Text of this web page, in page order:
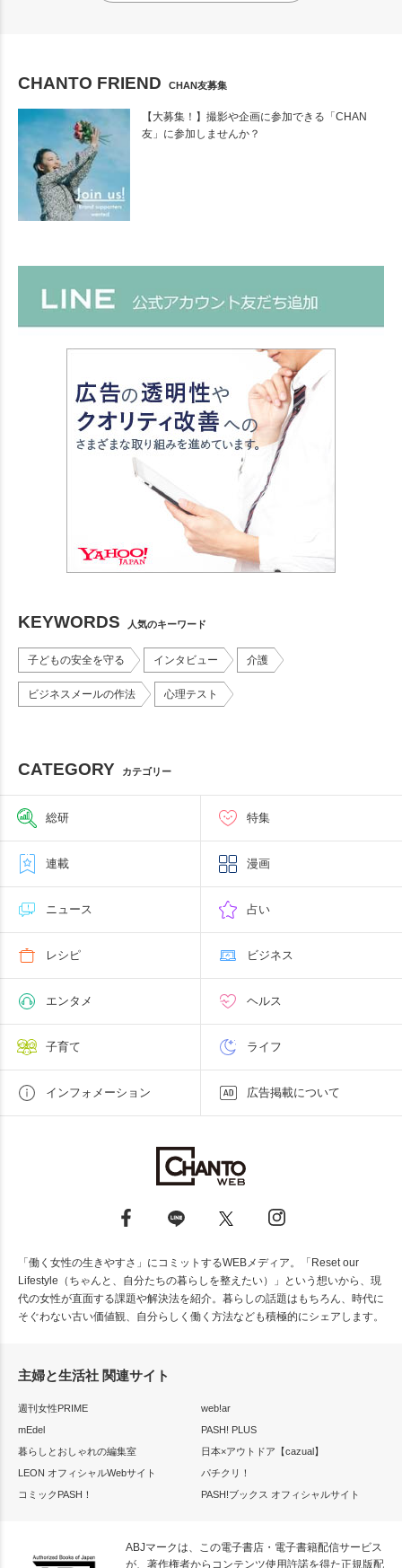
CHANTO FRIEND CHAN友募集
【大募集！】撮影や企画に参加できる「CHAN
友」に参加しませんか？
KEYWORDS 人気のキーワード
子どもの安全を守る インタビュー 介護
ビジネスメールの作法 心理テスト
CATEGORY カテゴリー
総研 特集
連載 漫画
ニュース 占い
レシピ ビジネス
エンタメ ヘルス
子育て ライフ
インフォメーション 広告掲載について
「働く女性の生きやすさ」にコミットするWEBメディア。「Reset our
Lifestyle（ちゃんと、自分たちの暮らしを整えたい）」という想いから、現
代の女性が直面する課題や解決法を紹介。暮らしの話題はもちろん、時代に
そぐわない古い価値観、自分らしく働く方法なども積極的にシェアします。
主婦と生活社 関連サイト
週刊女性PRIME
web!ar
mEdel
PASH! PLUS
暮らしとおしゃれの編集室
日本×アウトドア【cazual】
LEON オフィシャルWebサイト
パチクリ！
コミックPASH！
PASH!ブックス オフィシャルサイト
ABJマークは、この電子書店・電子書籍配信サービス
が、著作権者からコンテンツ使用許諾を得た正規版配